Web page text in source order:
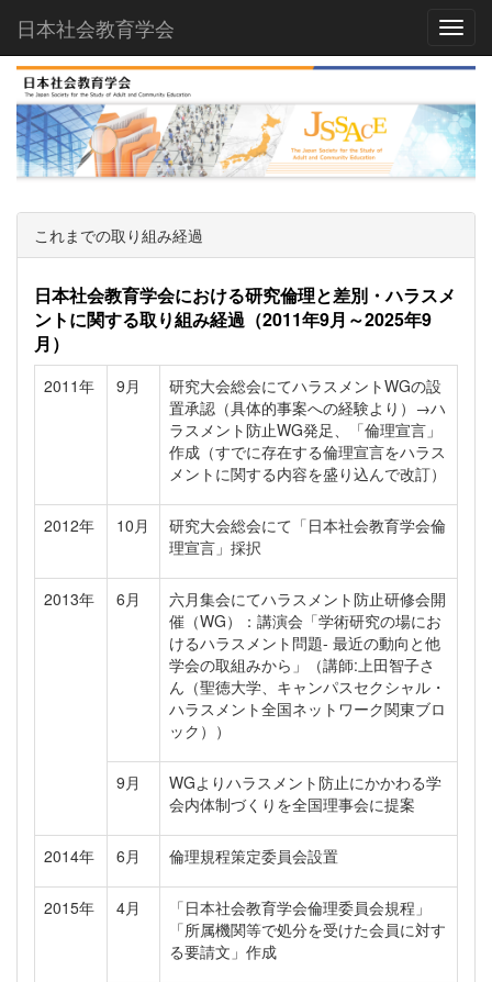
日本社会教育学会
これまでの取り組み経過
日本社会教育学会における研究倫理と差別・ハラスメ
ントに関する取り組み経過（2011年9月～2025年9
月）
2011年 9月
研究大会総会にてハラスメントWGの設
置承認（具体的事案への経験より）→ハ
ラスメント防止WG発足、「倫理宣言」
作成（すでに存在する倫理宣言をハラス
メントに関する内容を盛り込んで改訂）
2012年 10月
研究大会総会にて「日本社会教育学会倫
理宣言」採択
2013年 6月
六月集会にてハラスメント防止研修会開
催（WG）：講演会「学術研究の場にお
けるハラスメント問題- 最近の動向と他
学会の取組みから」（講師:上田智子さ
ん（聖徳大学、キャンパスセクシャル・
ハラスメント全国ネットワーク関東ブロ
ック））
9月
WGよりハラスメント防止にかかわる学
会内体制づくりを全国理事会に提案
2014年 6月 倫理規程策定委員会設置
2015年 4月
「日本社会教育学会倫理委員会規程」
「所属機関等で処分を受けた会員に対す
る要請文」作成